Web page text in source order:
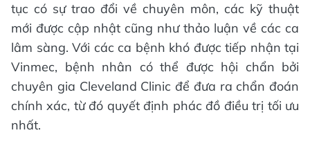
tục có sự trao đổi về chuyên môn, các kỹ thuật
mới được cập nhật cũng như thảo luận về các ca
lâm sàng. Với các ca bệnh khó được tiếp nhận tại
Vinmec, bệnh nhân có thể được hội chẩn bởi
chuyên gia Cleveland Clinic để đưa ra chẩn đoán
chính xác, từ đó quyết định phác đồ điều trị tối ưu
nhất.